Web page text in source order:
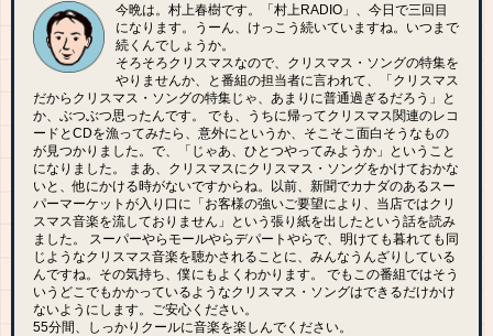
今晩は。村上春樹です。「村上RADIO」、今日で三回目
になります。うーん、けっこう続いていますね。いつまで
続くんでしょうか。
そろそろクリスマスなので、クリスマス・ソングの特集を
やりませんか、と番組の担当者に言われて、「クリスマス
だからクリスマス・ソングの特集じゃ、あまりに普通過ぎるだろう」と
か、ぶつぶつ思ったんです。 でも、うちに帰ってクリスマス関連のレコ
ードとCDを漁ってみたら、意外にというか、そこそこ面白そうなもの
が見つかりました。で、「じゃあ、ひとつやってみようか」ということ
になりました。 まあ、クリスマスにクリスマス・ソングをかけておかな
いと、他にかける時がないですからね。以前、新聞でカナダのあるスー
パーマーケットが入り口に「お客様の強いご要望により、当店ではクリ
スマス音楽を流しておりません」という張り紙を出したという話を読み
ました。 スーパーやらモールやらデパートやらで、明けても暮れても同
じようなクリスマス音楽を聴かされることに、みんなうんざりしている
んですね。その気持ち、僕にもよくわかります。 でもこの番組ではそう
いうどこでもかかっているようなクリスマス・ソングはできるだけかけ
ないようにします。ご安心ください。
55分間、しっかりクールに音楽を楽しんでください。